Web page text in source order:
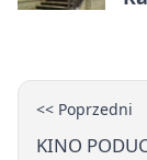
<< Poprzedni
KINO